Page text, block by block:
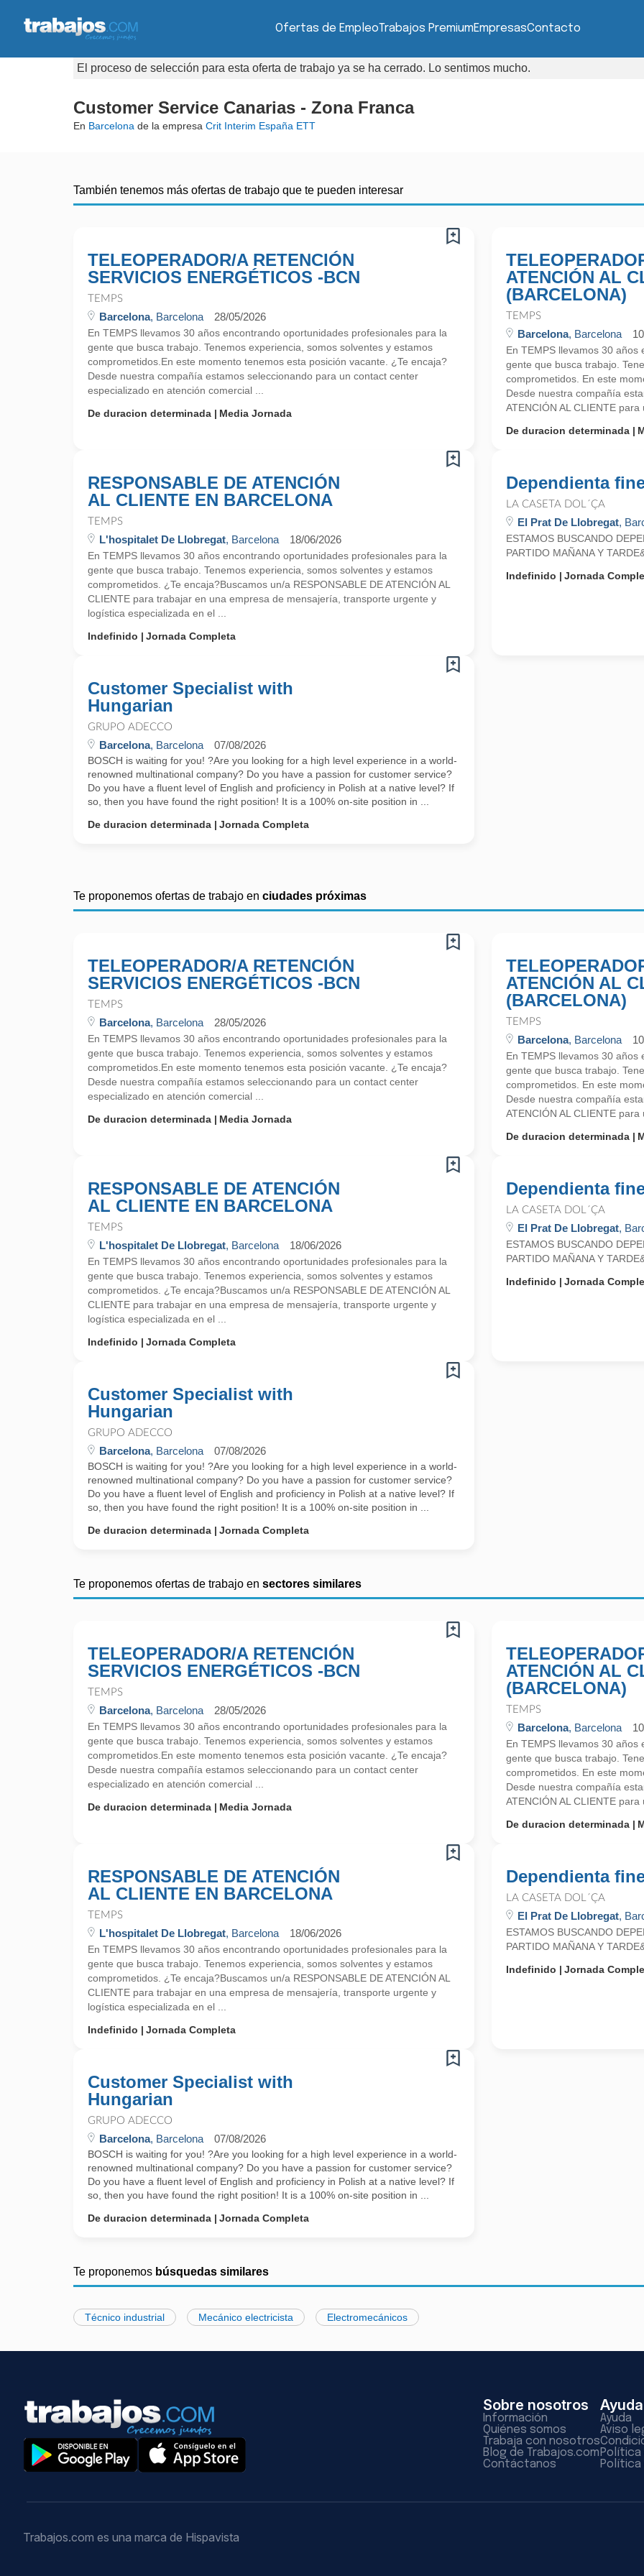
Ofertas de EmpleoTrabajos PremiumEmpresasContacto
El proceso de selección para esta oferta de trabajo ya se ha cerrado. Lo sentimos mucho.
Customer Service Canarias - Zona Franca
En Barcelona de la empresa Crit Interim España ETT
También tenemos más ofertas de trabajo que te pueden interesar
TELEOPERADOR/A RETENCIÓN
SERVICIOS ENERGÉTICOS -BCN
TEMPS
Barcelona, Barcelona 28/05/2026
En TEMPS llevamos 30 años encontrando oportunidades profesionales para la
gente que busca trabajo. Tenemos experiencia, somos solventes y estamos
comprometidos.En este momento tenemos esta posición vacante. ¿Te encaja?
Desde nuestra compañía estamos seleccionando para un contact center
especializado en atención comercial ...
De duracion determinada
Media Jornada
ATENCIÓN AL
(BARCELONA)
TEMPS
Barcelona, Barcelona
En TEMPS llevamos 30
gente que busca trabajo.
comprometidos. En este
Desde nuestra compañía
ATENCIÓN AL CLIENTE para
De duracion determinada
RESPONSABLE DE ATENCIÓN
AL CLIENTE EN BARCELONA
TEMPS
L'hospitalet De Llobregat, Barcelona 18/06/2026
En TEMPS llevamos 30 años encontrando oportunidades profesionales para la
gente que busca trabajo. Tenemos experiencia, somos solventes y estamos
comprometidos. ¿Te encaja?Buscamos un/a RESPONSABLE DE ATENCIÓN AL
CLIENTE para trabajar en una empresa de mensajería, transporte urgente y
logística especializada en el ...
Indefinido
Jornada Completa
Dependienta
LA CASETA DOL´ÇA
El Prat De Llobregat,
ESTAMOS BUSCANDO
PARTIDO MAÑANA Y
Indefinido
Jornada
Customer Specialist with
Hungarian
GRUPO ADECCO
Barcelona, Barcelona 07/08/2026
BOSCH is waiting for you! ?Are you looking for a high level experience in a world-
renowned multinational company? Do you have a passion for customer service?
Do you have a fluent level of English and proficiency in Polish at a native level? If
so, then you have found the right position! It is a 100% on-site position in ...
De duracion determinada
Jornada Completa
Te proponemos ofertas de trabajo en ciudades próximas
TELEOPERADOR/A RETENCIÓN
SERVICIOS ENERGÉTICOS -BCN
TEMPS
Barcelona, Barcelona 28/05/2026
En TEMPS llevamos 30 años encontrando oportunidades profesionales para la
gente que busca trabajo. Tenemos experiencia, somos solventes y estamos
comprometidos.En este momento tenemos esta posición vacante. ¿Te encaja?
Desde nuestra compañía estamos seleccionando para un contact center
especializado en atención comercial ...
De duracion determinada
Media Jornada
ATENCIÓN AL
(BARCELONA)
TEMPS
Barcelona, Barcelona
En TEMPS llevamos 30
gente que busca trabajo.
comprometidos. En este
Desde nuestra compañía
ATENCIÓN AL CLIENTE para
De duracion determinada
RESPONSABLE DE ATENCIÓN
AL CLIENTE EN BARCELONA
TEMPS
L'hospitalet De Llobregat, Barcelona 18/06/2026
En TEMPS llevamos 30 años encontrando oportunidades profesionales para la
gente que busca trabajo. Tenemos experiencia, somos solventes y estamos
comprometidos. ¿Te encaja?Buscamos un/a RESPONSABLE DE ATENCIÓN AL
CLIENTE para trabajar en una empresa de mensajería, transporte urgente y
logística especializada en el ...
Indefinido
Jornada Completa
Dependienta
LA CASETA DOL´ÇA
El Prat De Llobregat,
ESTAMOS BUSCANDO
PARTIDO MAÑANA Y
Indefinido
Jornada
Customer Specialist with
Hungarian
GRUPO ADECCO
Barcelona, Barcelona 07/08/2026
BOSCH is waiting for you! ?Are you looking for a high level experience in a world-
renowned multinational company? Do you have a passion for customer service?
Do you have a fluent level of English and proficiency in Polish at a native level? If
so, then you have found the right position! It is a 100% on-site position in ...
De duracion determinada
Jornada Completa
Te proponemos ofertas de trabajo en sectores similares
TELEOPERADOR/A RETENCIÓN
SERVICIOS ENERGÉTICOS -BCN
TEMPS
Barcelona, Barcelona 28/05/2026
En TEMPS llevamos 30 años encontrando oportunidades profesionales para la
gente que busca trabajo. Tenemos experiencia, somos solventes y estamos
comprometidos.En este momento tenemos esta posición vacante. ¿Te encaja?
Desde nuestra compañía estamos seleccionando para un contact center
especializado en atención comercial ...
De duracion determinada
Media Jornada
ATENCIÓN AL
(BARCELONA)
TEMPS
Barcelona, Barcelona
En TEMPS llevamos 30
gente que busca trabajo.
comprometidos. En este
Desde nuestra compañía
ATENCIÓN AL CLIENTE para
De duracion determinada
RESPONSABLE DE ATENCIÓN
AL CLIENTE EN BARCELONA
TEMPS
L'hospitalet De Llobregat, Barcelona 18/06/2026
En TEMPS llevamos 30 años encontrando oportunidades profesionales para la
gente que busca trabajo. Tenemos experiencia, somos solventes y estamos
comprometidos. ¿Te encaja?Buscamos un/a RESPONSABLE DE ATENCIÓN AL
CLIENTE para trabajar en una empresa de mensajería, transporte urgente y
logística especializada en el ...
Indefinido
Jornada Completa
Dependienta
LA CASETA DOL´ÇA
El Prat De Llobregat,
ESTAMOS BUSCANDO
PARTIDO MAÑANA Y
Indefinido
Jornada
Customer Specialist with
Hungarian
GRUPO ADECCO
Barcelona, Barcelona 07/08/2026
BOSCH is waiting for you! ?Are you looking for a high level experience in a world-
renowned multinational company? Do you have a passion for customer service?
Do you have a fluent level of English and proficiency in Polish at a native level? If
so, then you have found the right position! It is a 100% on-site position in ...
De duracion determinada
Jornada Completa
Te proponemos búsquedas similares
Técnico industrial Mecánico electricista Electromecánicos
Sobre nosotros
Información
Quiénes somos
Trabaja con nosotros
Blog de Trabajos.com
Contáctanos
Ayuda
Ayuda
Aviso
Política
Trabajos.com es una marca de Hispavista